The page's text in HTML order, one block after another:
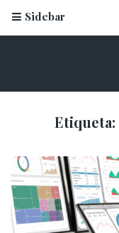
Sidebar
Etiqueta: